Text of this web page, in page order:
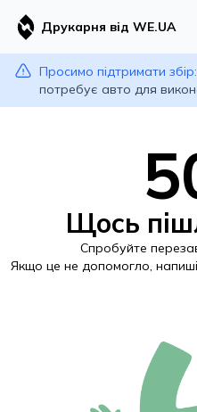
Друкарня від WE.UA
Просимо підтримати збір:
потребує авто для
Щось
Спробуйте
Якщо це не допомогло,